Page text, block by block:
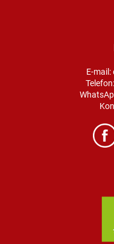
E-mail:
Telefon: